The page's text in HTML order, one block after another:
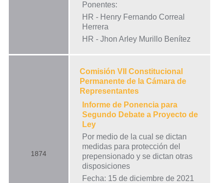
Ponentes:
HR - Henry Fernando Correal
Herrera
HR - Jhon Arley Murillo Benítez
1874
Comisión VII Constitucional
Permanente de la Cámara de
Representantes
Informe de Ponencia para
Segundo Debate a Proyecto de
Ley
Por medio de la cual se dictan
medidas para protección del
prepensionado y se dictan otras
disposiciones
Fecha: 15 de diciembre de 2021